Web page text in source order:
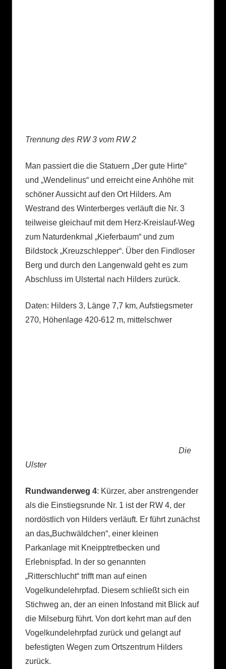
Trennung des RW 3 vom RW 2
Man passiert die die Statuern „Der gute Hirte“
und „Wendelinus“ und erreicht eine Anhöhe mit
schöner Aussicht auf den Ort Hilders. Am
Westrand des Winterberges verläuft die Nr. 3
teilweise gleichauf mit dem Herz-Kreislauf-Weg
zum Naturdenkmal „Kieferbaum“ und zum
Bildstock „Kreuzschlepper“. Über den Findloser
Berg und durch den Langenwald geht es zum
Abschluss im Ulstertal nach Hilders zurück.
Daten: Hilders 3, Länge 7,7 km, Aufstiegsmeter
270, Höhenlage 420-612 m, mittelschwer
Die
Ulster
Rundwanderweg 4: Kürzer, aber anstrengender
als die Einstiegsrunde Nr. 1 ist der RW 4, der
nordöstlich von Hilders verläuft. Er führt zunächst
an das„Buchwäldchen“, einer kleinen
Parkanlage mit Kneipptretbecken und
Erlebnispfad. In der so genannten
„Ritterschlucht“ trifft man auf einen
Vogelkundelehrpfad. Diesem schließt sich ein
Stichweg an, der an einen Infostand mit Blick auf
die Milseburg führt. Von dort kehrt man auf den
Vogelkundelehrpfad zurück und gelangt auf
befestigten Wegen zum Ortszentrum Hilders
zurück.